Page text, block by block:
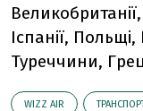
Іспанії,
Туреччини,
WIZZ AIR